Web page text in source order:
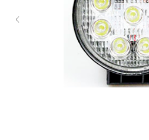
Продукция
О компании
Доставка и оплата
Вопросы и ответы